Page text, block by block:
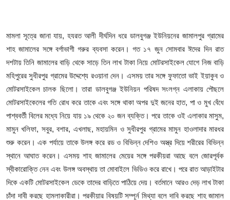
সিলেট বিভাগ
রংপুর বিভাগ
আইনি পরামর্শের
চাকরি
মামলা সূত্রে জানা যায়, হযরত আলী দীর্ঘদিন ধরে ডালবুগঞ্জ ইউনিয়নের জামালপুর গ্রামের
শাহ জামালের সঙ্গে বর্গাভাগী গরুর ব্যবসা করেন। গত ১৭ জুন সোমবার ঈদের দিন রাত
দশটায় তিনি জামালের বাড়ি থেকে সাড়ে তিন লাখ টাকা নিয়ে মোটরসাইকেল যোগে নিজ বাড়ি
মহিপুরের সুধীরপুর গ্রামের উদ্দেশ্যে রওয়ানা দেন। এসময় তার সঙ্গে ফুফাতো ভাই ইয়াকুব ও
মোটরসাইকেল চালক ছিলো। তারা ডালবুগঞ্জ ইউনিয়ন পরিষদ সংলগ্ন এলাকায় পৌছলে
মোটরসাইকেলের গতি রোধ করে তাকে এবং সঙ্গে থাকা অপর দুই জনের হাত, পা ও মুখ বেঁধে
পাশ্ববর্তী বিলের মধ্যে নিয়ে যায় ১৯ থেকে ২০ জন ব্যক্তি। পরে তাকে ওই এলাকার মাসুম,
মামুন খলিফা, সবুর, বশার, এখলাছ, মহায়মিন ও সুধীরপুর গ্রামের মামুন হাওলাদার মারধর
শুরু করেন। এক পর্যায়ে তাকে উলঙ্গ করে রড ও বিভিন্ন দেশিও অস্ত্র দিয়ে শরীরের বিভিন্ন
স্থানে আঘাত করেন। এসময় শাহ জামালের মেয়ের সঙ্গে পরকীয়রা আছে বলে জোরপূর্বক
স্বীকারোক্তি নেন এবং উলঙ্গ অবস্থায় তা মোবাইলে ভিডিও করে রাখে। পরে রাত আড়াইটার
দিকে একটি মোটরসাইকেল ডেকে তাদের বাড়িতে পাঠিয়ে দেয়। বর্তমানে আরও দেড় লাখ টাকা
চাঁদা দাবী করছে হামলাকারীরা। পরকীয়ার বিষয়টি সম্পূর্ন মিথ্যা বলে দাবি করছে শাহ জামাল